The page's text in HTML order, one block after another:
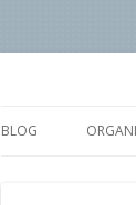
BLOG